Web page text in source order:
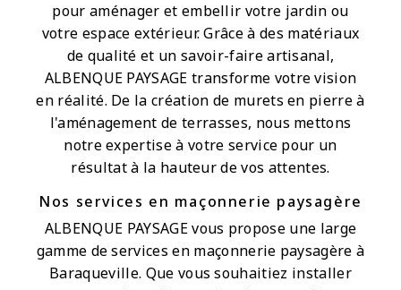
pour aménager et embellir votre jardin ou
votre espace extérieur. Grâce à des matériaux
de qualité et un savoir-faire artisanal,
ALBENQUE PAYSAGE transforme votre vision
en réalité. De la création de murets en pierre à
l'aménagement de terrasses, nous mettons
notre expertise à votre service pour un
résultat à la hauteur de vos attentes.
Nos services en maçonnerie paysagère
ALBENQUE PAYSAGE vous propose une large
gamme de services en maçonnerie paysagère à
Baraqueville. Que vous souhaitiez installer